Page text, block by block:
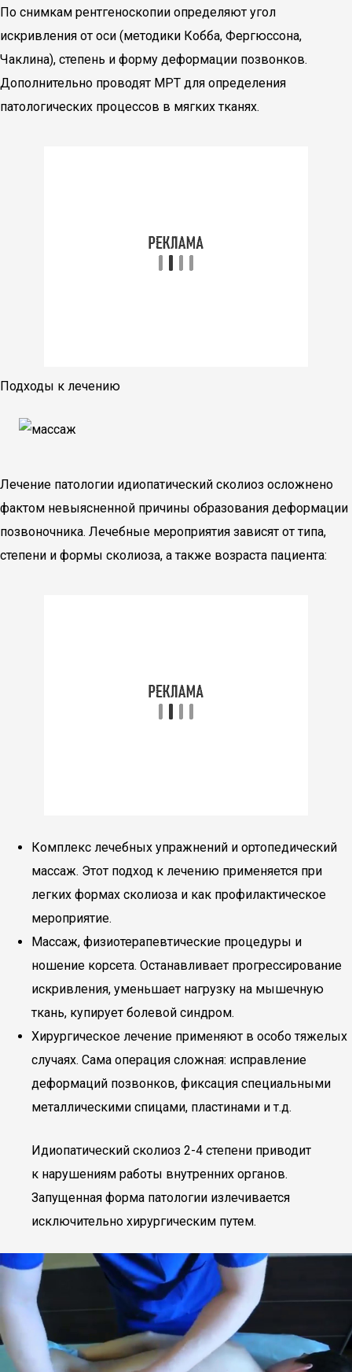
По снимкам рентгеноскопии определяют угол
искривления от оси (методики Кобба, Фергюссона,
Чаклина), степень и форму деформации позвонков.
Дополнительно проводят МРТ для определения
патологических процессов в мягких тканях.
Подходы к лечению
Лечение патологии идиопатический сколиоз осложнено
фактом невыясненной причины образования деформации
позвоночника. Лечебные мероприятия зависят от типа,
степени и формы сколиоза, а также возраста пациента:
Комплекс лечебных упражнений и ортопедический
массаж. Этот подход к лечению применяется при
легких формах сколиоза и как профилактическое
мероприятие.
Массаж, физиотерапевтические процедуры и
ношение корсета. Останавливает прогрессирование
искривления, уменьшает нагрузку на мышечную
ткань, купирует болевой синдром.
Хирургическое лечение применяют в особо тяжелых
случаях. Сама операция сложная: исправление
деформаций позвонков, фиксация специальными
металлическими спицами, пластинами и т.д.
Идиопатический сколиоз 2-4 степени приводит
к нарушениям работы внутренних органов.
Запущенная форма патологии излечивается
исключительно хирургическим путем.